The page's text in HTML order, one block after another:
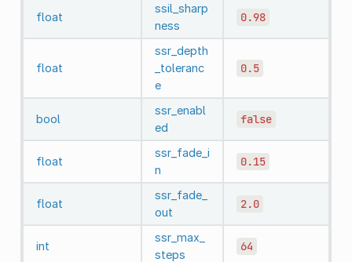
float
ssil_sharp
ness
0.98
float
ssr_depth
_toleranc
e
0.5
bool
ssr_enabl
ed
false
float
ssr_fade_i
n
0.15
float
ssr_fade_
out
2.0
int
ssr_max_
steps
64